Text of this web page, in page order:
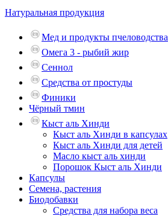
Натуральная продукция
Мед и продукты пчеловодства
Омега 3 - рыбий жир
Сеннол
Средства от простуды
Финики
Чёрный тмин
Кыст аль Хинди
Кыст аль Хинди в капсулах
Кыст аль Хинди для детей
Масло кыст аль хинди
Порошок Кыст аль Хинди
Капсулы
Семена, растения
Биодобавки
Средства для набора веса